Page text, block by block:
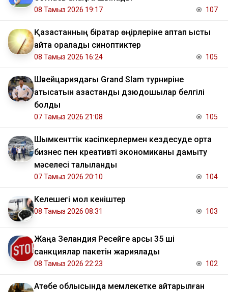
08 Тамыз 2026 19:17 107
Қазақстанның бірқатар өңірлеріне аптап ыстық
қайта оралады синоптиктер
08 Тамыз 2026 16:24 105
Швейцариядағы Grand Slam турниріне
қатысатын қазақстандық дзюдошылар белгілі
болды
07 Тамыз 2026 21:08 105
Шымкенттік кәсіпкерлермен кездесуде орта
бизнес пен креативті экономиканы дамыту
мәселесі талқыланды
07 Тамыз 2026 20:10 104
Келешегі мол кеніштер
08 Тамыз 2026 08:31 103
Жаңа Зеландия Ресейге қарсы 35 ші
санкциялар пакетін жариялады
08 Тамыз 2026 22:23 102
​Ақтөбе облысында мемлекетке қайтарылған